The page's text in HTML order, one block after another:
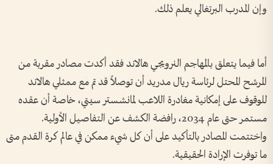
وإن المدرب البرتغالي يعلم ذلك.
أما فيما يتعلق بالمهاجم النرويجي هالاند فقد أكدت مصادر مقربة من
المرشح المحتل لرئاسة ريال مدريد أن توصلاً قد تم مع ممثلي هالاند
للوقوف على إمكانية مغادرة اللاعب لمانشستر سيتي، خاصة أن عقده
مستمر حتى عام 2034، رافضة الكشف عن التفاصيل الأولية.
واختتمت المصادر بالتأكيد على أن كل شيء ممكن في عالم كرة القدم متى
ما توفرت الإرادة الحقيقية.